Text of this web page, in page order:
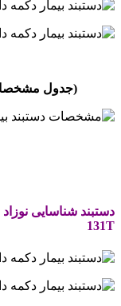
(جدول
دستبند شناسایی
131T